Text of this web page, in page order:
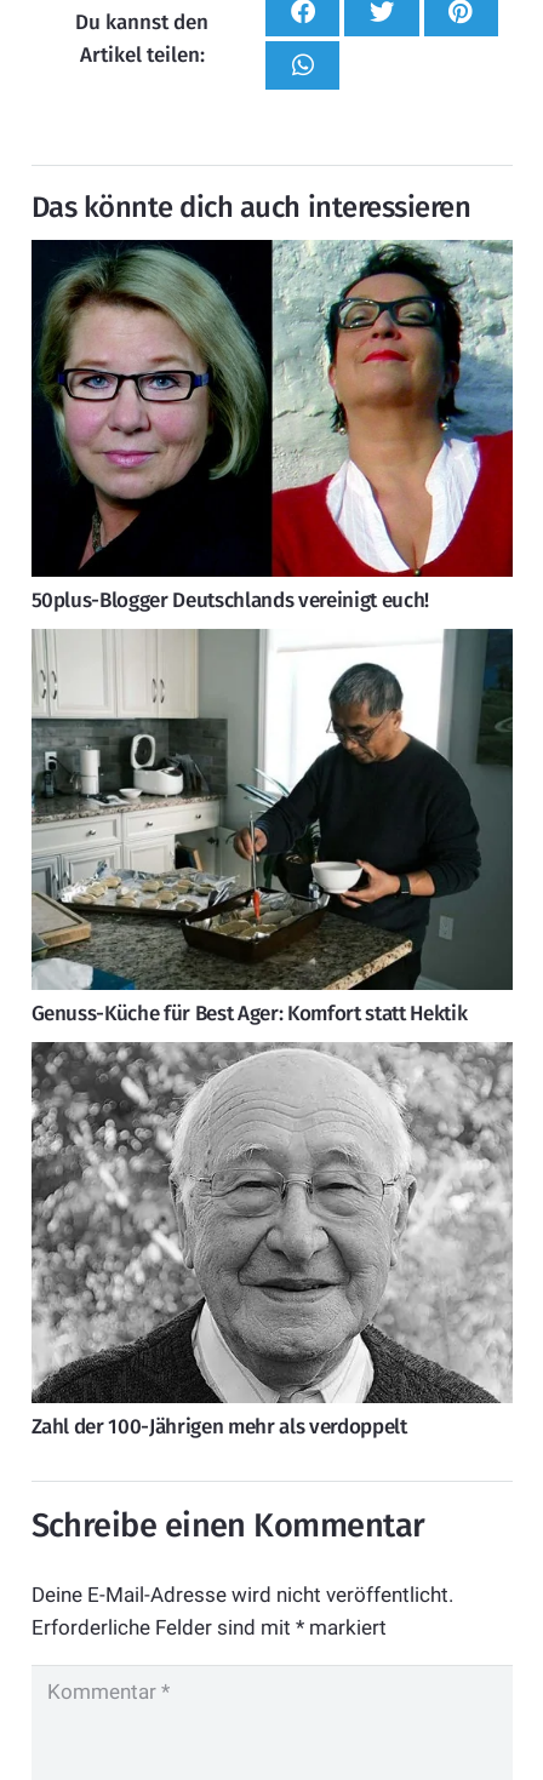
Du kannst den
Artikel teilen:
Das könnte dich auch interessieren
50plus-Blogger Deutschlands vereinigt euch!
Genuss-Küche für Best Ager: Komfort statt Hektik
Zahl der 100-Jährigen mehr als verdoppelt
Schreibe einen Kommentar
Deine E-Mail-Adresse wird nicht veröffentlicht.
Erforderliche Felder sind mit *markiert